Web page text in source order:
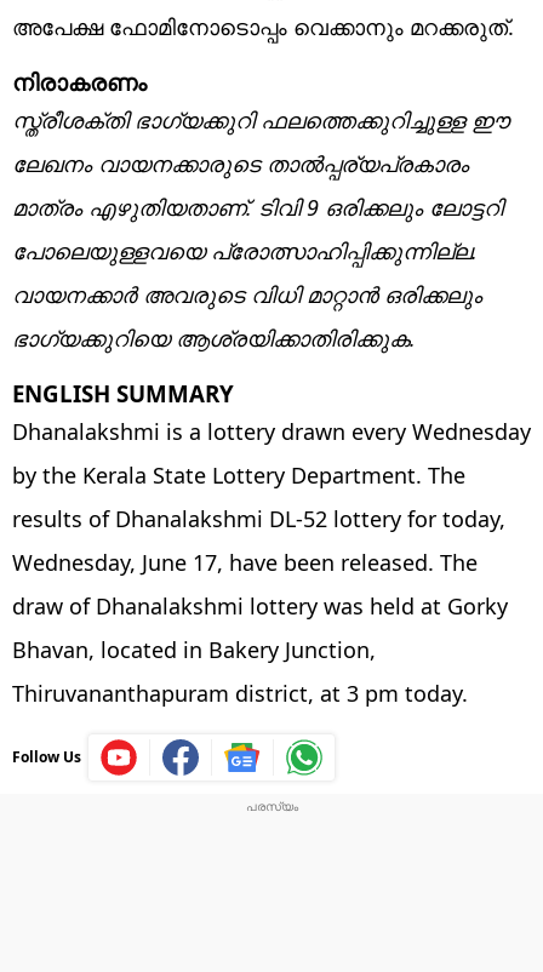
അപേക്ഷ ഫോമിനോടൊപ്പം വെക്കാനും മറക്കരുത്.
നിരാകരണം
സ്ത്രീശക്തി ഭാഗ്യക്കുറി ഫലത്തെക്കുറിച്ചുള്ള ഈ
ലേഖനം വായനക്കാരുടെ താല്‍പ്പര്യപ്രകാരം
മാത്രം എഴുതിയതാണ്. ടിവി 9 ഒരിക്കലും ലോട്ടറി
പോലെയുള്ളവയെ പ്രോത്സാഹിപ്പിക്കുന്നില്ല.
വായനക്കാര്‍ അവരുടെ വിധി മാറ്റാന്‍ ഒരിക്കലും
ഭാഗ്യക്കുറിയെ ആശ്രയിക്കാതിരിക്കുക.
ENGLISH SUMMARY
Dhanalakshmi is a lottery drawn every Wednesday
by the Kerala State Lottery Department. The
results of Dhanalakshmi DL-52 lottery for today,
Wednesday, June 17, have been released. The
draw of Dhanalakshmi lottery was held at Gorky
Bhavan, located in Bakery Junction,
Thiruvananthapuram district, at 3 pm today.
Follow Us